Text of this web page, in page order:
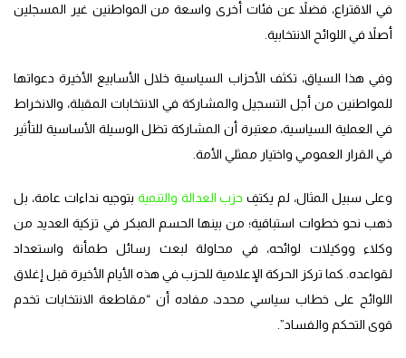
في الاقتراع، فضلاً عن فئات أخرى واسعة من المواطنين غير المسجلين
أصلاً في اللوائح الانتخابية.
وفي هذا السياق، تكثف الأحزاب السياسية خلال الأسابيع الأخيرة دعواتها
للمواطنين من أجل التسجيل والمشاركة في الانتخابات المقبلة، والانخراط
في العملية السياسية، معتبرة أن المشاركة تظل الوسيلة الأساسية للتأثير
في القرار العمومي واختيار ممثلي الأمة.
وعلى سبيل المثال، لم يكتفِ حزب العدالة والتنمية بتوجيه نداءات عامة، بل
ذهب نحو خطوات استباقية؛ من بينها الحسم المبكر في تزكية العديد من
وكلاء ووكيلات لوائحه، في محاولة لبعث رسائل طمأنة واستعداد
لقواعده. كما تركز الحركة الإعلامية للحزب في هذه الأيام الأخيرة قبل إغلاق
اللوائح على خطاب سياسي محدد، مفاده أن “مقاطعة الانتخابات تخدم
قوى التحكم والفساد”.